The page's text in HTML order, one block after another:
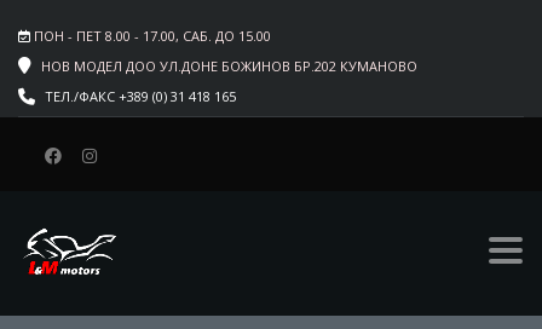
ПОН - ПЕТ 8.00 - 17.00, САБ. ДО 15.00
НОВ МОДЕЛ ДОО УЛ.ДОНЕ БОЖИНОВ БР.202 КУМАНОВО
ТЕЛ./ФАКС +389 (0) 31 418 165